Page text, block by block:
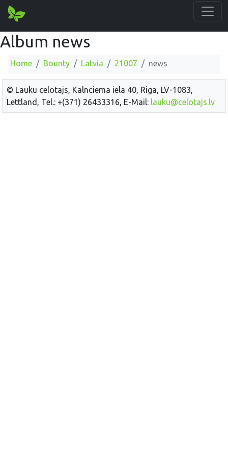
Album news
Home Bounty Latvia 21007 news
© Lauku celotajs, Kalnciema iela 40, Riga, LV-1083,
Lettland, Tel.: +(371) 26433316, E-Mail: lauku@celotajs.lv